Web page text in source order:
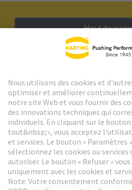
Haut de page
Aller à l'inscription
Social Media